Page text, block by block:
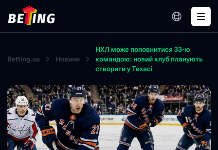
Betting.ua Новини
НХЛ може поповнитися 33-ю
командою: новий клуб планують
створити у Техасі